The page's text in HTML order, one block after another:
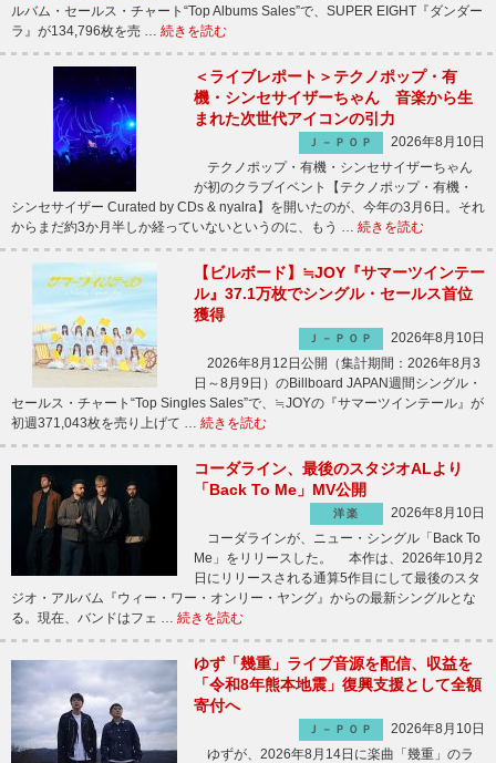
ルバム・セールス・チャート“Top Albums Sales”で、SUPER EIGHT『ダンダー
ラ』が134,796枚を売 … 続きを読む
＜ライブレポート＞テクノポップ・有
機・シンセサイザーちゃん 音楽から生
まれた次世代アイコンの引力
Ｊ－ＰＯＰ
2026年8月10日
テクノポップ・有機・シンセサイザーちゃん
が初のクラブイベント【テクノポップ・有機・
シンセサイザー Curated by CDs & nyalra】を開いたのが、今年の3月6日。それ
からまだ約3か月半しか経っていないというのに、もう … 続きを読む
【ビルボード】≒JOY『サマーツインテー
ル』37.1万枚でシングル・セールス首位
獲得
Ｊ－ＰＯＰ
2026年8月10日
2026年8月12日公開（集計期間：2026年8月3
日～8月9日）のBillboard JAPAN週間シングル・
セールス・チャート“Top Singles Sales”で、≒JOYの『サマーツインテール』が
初週371,043枚を売り上げて … 続きを読む
コーダライン、最後のスタジオALより
「Back To Me」MV公開
洋楽
2026年8月10日
コーダラインが、ニュー・シングル「Back To
Me」をリリースした。 本作は、2026年10月2
日にリリースされる通算5作目にして最後のスタ
ジオ・アルバム『ウィー・ワー・オンリー・ヤング』からの最新シングルとな
る。現在、バンドはフェ … 続きを読む
ゆず「幾重」ライブ音源を配信、収益を
「令和8年熊本地震」復興支援として全額
寄付へ
Ｊ－ＰＯＰ
2026年8月10日
ゆずが、2026年8月14日に楽曲「幾重」のラ